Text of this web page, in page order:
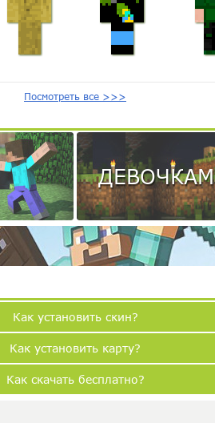
Посмотреть все >>>
ДЕВОЧКАМ
Как установить скин?
Как установить карту?
Как скачать бесплатно?